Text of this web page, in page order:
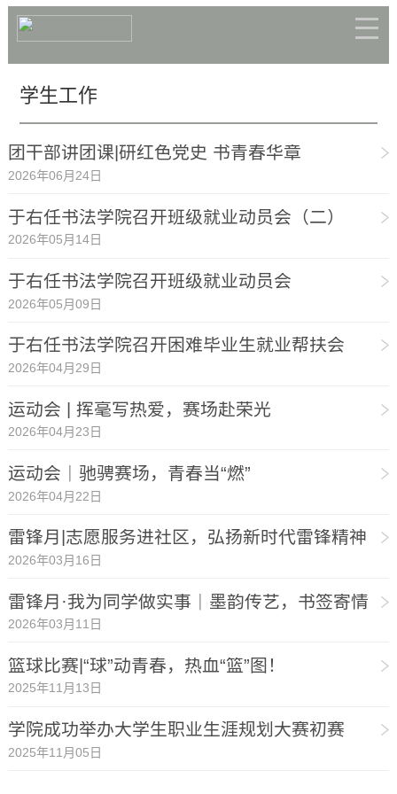
学生工作
团干部讲团课|研红色党史 书青春华章
2026年06月24日
于右任书法学院召开班级就业动员会（二）
2026年05月14日
于右任书法学院召开班级就业动员会
2026年05月09日
于右任书法学院召开困难毕业生就业帮扶会
2026年04月29日
运动会 | 挥毫写热爱，赛场赴荣光
2026年04月23日
运动会｜驰骋赛场，青春当“燃”
2026年04月22日
雷锋月|志愿服务进社区，弘扬新时代雷锋精神
2026年03月16日
雷锋月·我为同学做实事｜墨韵传艺，书签寄情
2026年03月11日
篮球比赛|“球”动青春，热血“篮”图！
2025年11月13日
学院成功举办大学生职业生涯规划大赛初赛
2025年11月05日